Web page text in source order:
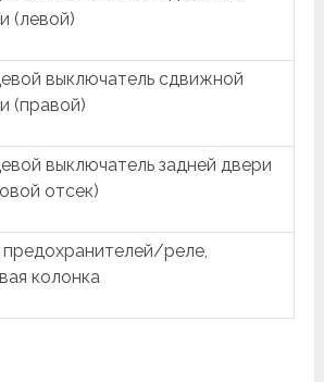
(левой)
выключатель сдвижной
(правой)
выключатель задней двери
отсек)
предохранителей/реле,
колонка